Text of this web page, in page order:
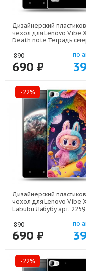
Дизайнерский
чехол для Lenovo Vibe
Death note Тетрадь
890
690 ₽
по
-22%
Дизайнерский
чехол для Lenovo Vibe
Labubu Лабубу арт:
890
690 ₽
по
-22%